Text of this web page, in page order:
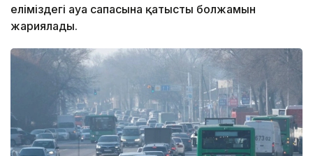
еліміздегі ауа сапасына қатысты болжамын
жариялады.